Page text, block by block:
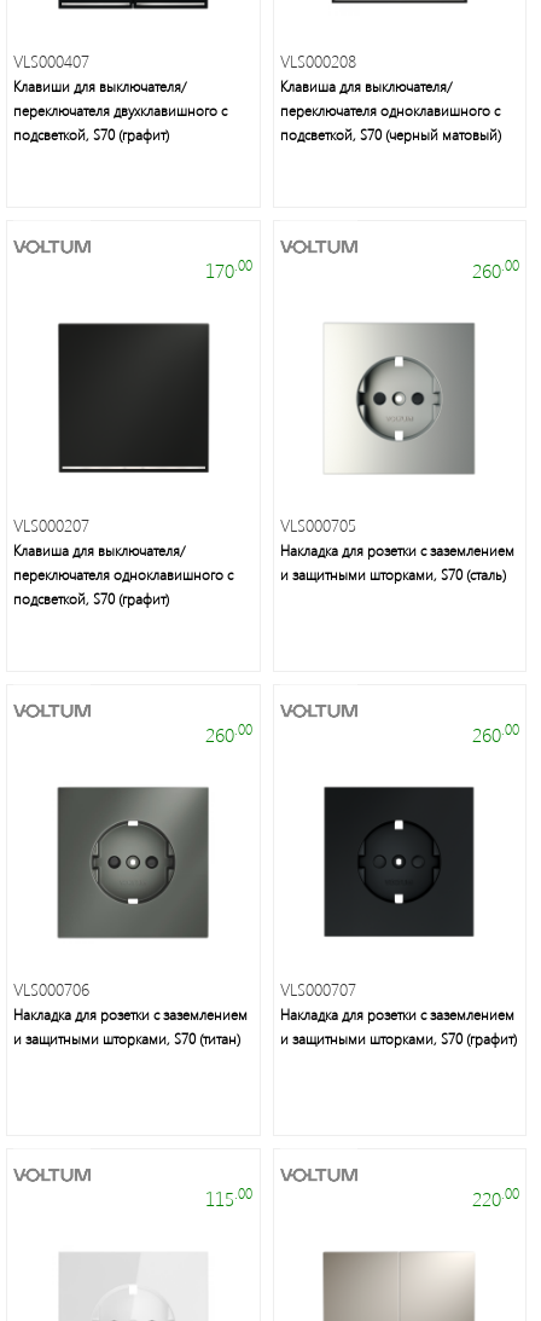
Электротехнические
VLS000407
Клавиши для выключателя/
переключателя двухклавишного с
подсветкой, S70 (графит)
VLS000208
Клавиша для выключателя/
переключателя одноклавишного с
подсветкой, S70 (черный матовый)
170.00
VLS000207
Клавиша для выключателя/
переключателя одноклавишного с
подсветкой, S70 (графит)
260.00
VLS000705
Накладка для розетки с заземлением
и защитными шторками, S70 (сталь)
260.00
VLS000706
Накладка для розетки с заземлением
и защитными шторками, S70 (титан)
260.00
VLS000707
Накладка для розетки с заземлением
и защитными шторками, S70 (графит)
115 .00 220.00